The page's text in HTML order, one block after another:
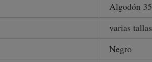
Algodón
varias tallas
Negro